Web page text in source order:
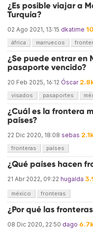
¿Es posible viajar a
Turquía?
02 Ago 2021, 13:15 dkatime
áfrica marruecos
¿Se puede entrar en
pasaporte vencido?
20 Feb 2025, 16:12 Óscar
visados pasaportes
¿Cuál es la frontera
países?
22 Dic 2020, 18:08 sebas
fronteras países
¿Qué países hacen
21 Abr 2022, 09:22 hugalda
méxico fronteras
¿Por qué las
08 Dic 2020, 22:50 dago